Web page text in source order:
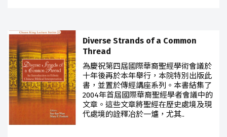
Diverse Strands of a Common
Thread
為慶祝第四屆國際華裔聖經學術會議於
十年後再於本年舉行，本院特別出版此
書，並置於傳經講座系列。本書結集了
2004年首屆國際華裔聖經學者會議中的
文章。這些文章將聖經在歷史處境及現
代處境的詮釋冶於一爐，尤其..